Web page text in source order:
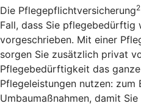
Die Pflegepflichtversicherung2
Fall, dass Sie pflegebedürftig
vorgeschrieben. Mit einer
sorgen Sie zusätzlich privat
Pflegebedürftigkeit das
Pflegeleistungen nutzen: zum
Umbaumaßnahmen, damit